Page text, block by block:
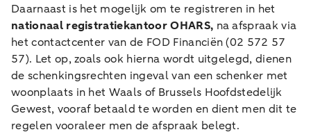
Daarnaast is het mogelijk om te registreren in het
nationaal registratiekantoor OHARS, na afspraak via
het contactcenter van de FOD Financiën (02 572 57
57). Let op, zoals ook hierna wordt uitgelegd, dienen
de schenkingsrechten ingeval van een schenker met
woonplaats in het Waals of Brussels Hoofdstedelijk
Gewest, vooraf betaald te worden en dient men dit te
regelen vooraleer men de afspraak belegt.